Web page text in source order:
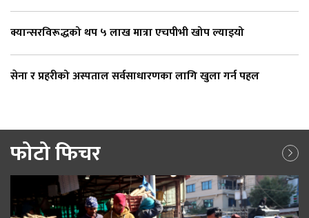
क्यान्सरविरूद्धको थप ५ लाख मात्रा एचपीभी खोप ल्याइयो
सेना र प्रहरीको अस्पताल सर्वसाधारणका लागि खुला गर्न पहल
फोटो फिचर